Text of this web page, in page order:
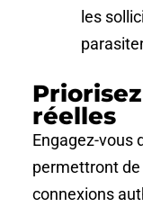
les
réelles
Engagez-vous
permettront
connexions